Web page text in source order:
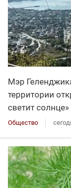
Мэр
территории
светит солнце»
Общество